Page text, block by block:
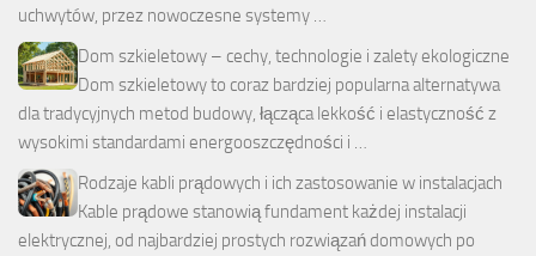
uchwytów, przez nowoczesne systemy …
Dom szkieletowy – cechy, technologie i zalety ekologiczne
Dom szkieletowy to coraz bardziej popularna alternatywa
dla tradycyjnych metod budowy, łącząca lekkość i elastyczność z
wysokimi standardami energooszczędności i …
Rodzaje kabli prądowych i ich zastosowanie w instalacjach
Kable prądowe stanowią fundament każdej instalacji
elektrycznej, od najbardziej prostych rozwiązań domowych po